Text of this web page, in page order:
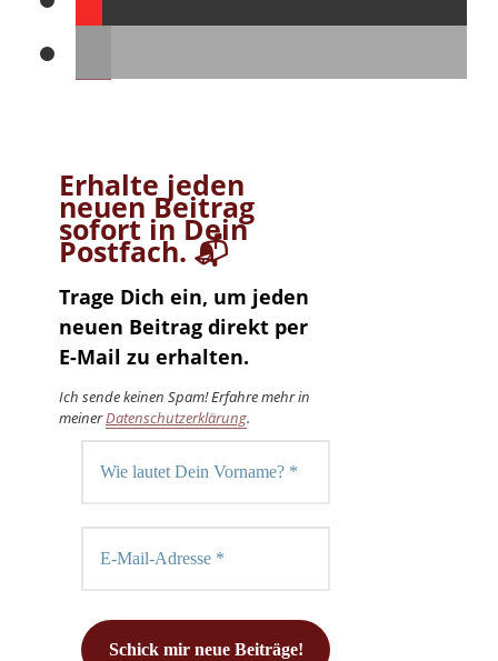
Erhalte jeden
neuen Beitrag
sofort in Dein
Postfach. 📬
Trage Dich ein, um jeden
neuen Beitrag direkt per
E-Mail zu erhalten.
Ich sende keinen Spam! Erfahre mehr in
meinerDatenschutzerklärung.